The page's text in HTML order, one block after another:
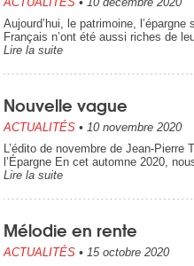
Aujourd’hui, le patrimoine,
Français n’ont été aussi riches de
Lire la suite
Nouvelle vague
ACTUALITÉS • 10 novembre 2020
L’édito de novembre de Jean-
l’Épargne En cet automne 2020,
Lire la suite
Mélodie en rente
ACTUALITÉS • 15 octobre 2020